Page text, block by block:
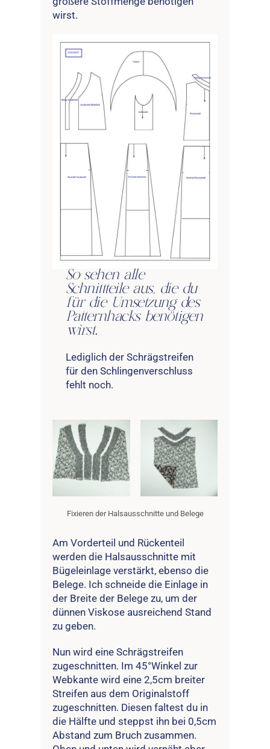
wirst.
So sehen alle
Schnittteile aus, die du
für die Umsetzung des
Patternhacks benötigen
wirst.
Lediglich der Schrägstreifen
für den Schlingenverschluss
fehlt noch.
Fixieren der Halsausschnitte und Belege
Am Vorderteil und Rückenteil
werden die Halsausschnitte mit
Bügeleinlage verstärkt, ebenso die
Belege. Ich schneide die Einlage in
der Breite der Belege zu, um der
dünnen Viskose ausreichend Stand
zu geben.
Nun wird eine Schrägstreifen
zugeschnitten. Im 45°Winkel zur
Webkante wird eine 2,5cm breiter
Streifen aus dem Originalstoff
zugeschnitten. Diesen faltest du in
die Hälfte und steppst ihn bei 0,5cm
Abstand zum Bruch zusammen.